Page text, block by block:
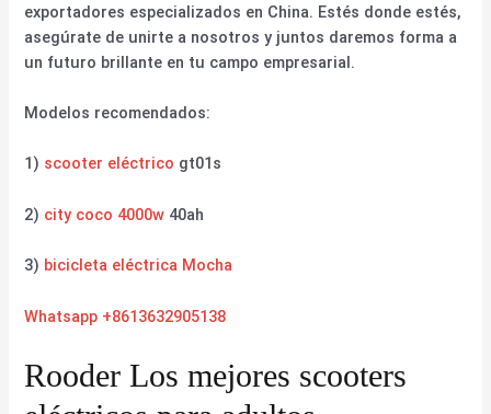
exportadores especializados en China. Estés donde estés,
asegúrate de unirte a nosotros y juntos daremos forma a
un futuro brillante en tu campo empresarial.
Modelos recomendados:
1) scooter eléctrico gt01s
2) city coco 4000w 40ah
3) bicicleta eléctrica Mocha
Whatsapp +8613632905138
Rooder Los mejores scooters